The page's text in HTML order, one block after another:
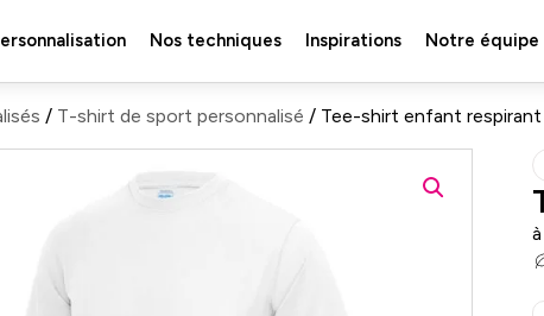
Nos techniques Inspirations Notre équipe
/ T-shirt de sport personnalisé / Tee-shirt enfant